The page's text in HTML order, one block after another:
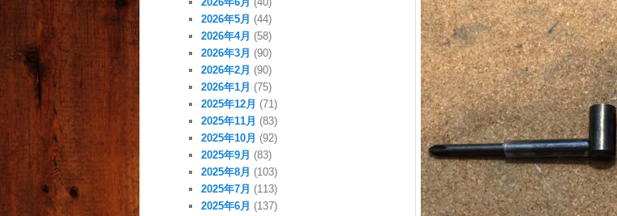
2026年5月 (44)
2026年4月 (58)
2026年3月 (90)
2026年2月 (90)
2026年1月 (75)
2025年12月 (71)
2025年11月 (83)
2025年10月 (92)
2025年9月 (83)
2025年8月 (103)
2025年7月 (113)
2025年6月 (137)